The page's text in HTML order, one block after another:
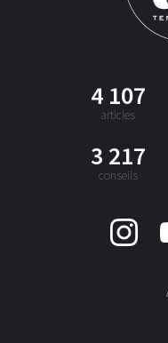
4 107
articles
3 217
conseils